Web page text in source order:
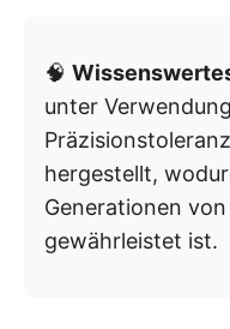
🧠
unter
hergestellt,
Generationen
gewährleistet ist.